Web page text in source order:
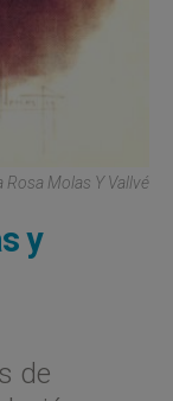
Rosa Molas Y Vallvé
y
de